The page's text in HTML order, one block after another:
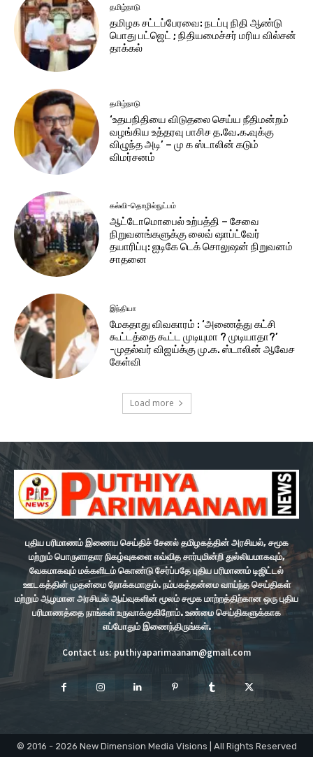
தமிழ்நாடு
தமிழக சட்டப்பேரவை: நடப்பு நிதி ஆண்​டு
பொது பட்ஜெட் ; நிதியமைச்சர் மரிய வில்சன்
தாக்​கல்
தமிழ்நாடு
‘உதயநிதியை விடுதலை செய்ய நீதிமன்றம்
வழங்கிய உத்தரவு பாசிச த.வே.க.வுக்கு
விழுந்த அடி’ – மு க ஸ்டாலின் கடும்
விமர்சனம்
கல்வி-தொழில்நுட்பம்
ஆட்டோமொபைல் உற்பத்தி – சேவை
நிறுவனங்களுக்கு லைவ் ஷாப்ட்வேர்
தயாரிப்பு: ஐடிகே டெக் சொலுஷன் நிறுவனம்
சாதனை
இந்தியா
மேகதாது விவகாரம் : ‘அணைத்து கட்சி
கூட்டத்தை கூட்ட முடியுமா ? முடியாதா?’
-முதல்வர் விஜய்க்கு மு.க. ஸ்டாலின் ஆவேச
கேள்வி
Load more
புதிய பரிமாணம் இணைய செய்திச் சேனல் தமிழகத்தின் அரசியல், சமூக
மற்றும் பொருளாதார நிகழ்வுகளை எவ்வித சார்புமின்றி துல்லியமாகவும்,
வேகமாகவும் மக்களிடம் கொண்டு சேர்ப்பதே புதிய பரிமாணம் டிஜிட்டல்
ஊடகத்தின் முதன்மை நோக்கமாகும். நம்பகத்தன்மை வாய்ந்த செய்திகள்
மற்றும் ஆழமான அரசியல் ஆய்வுகளின் மூலம் சமூக மாற்றத்திற்கான ஒரு புதிய
பரிமாணத்தை நாங்கள் உருவாக்குகிறோம். உண்மை செய்திகளுக்காக
எப்போதும் இணைந்திருங்கள்.
Contact us: puthiyaparimaanam@gmail.com
© 2016 - 2026 New Dimension Media Visions | All Rights Reserved